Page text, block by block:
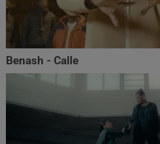
Benash - Calle